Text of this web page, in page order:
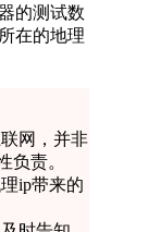
的测试数
在的地理
网，并非
负责。
ip带来的